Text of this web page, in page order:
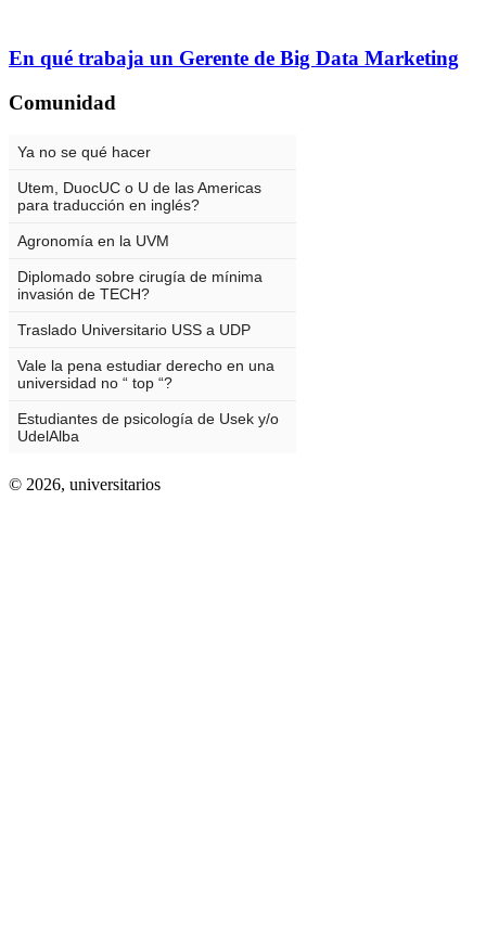
En qué trabaja un Gerente de Big Data Marketing
Comunidad
© 2026, universitarios